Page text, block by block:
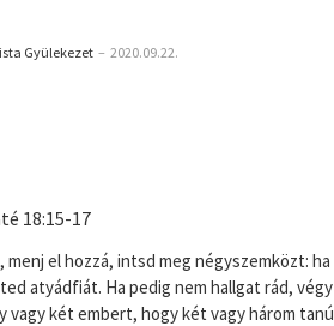
Gyülekezet – 2020.09.22.
18:15-17
el hozzá, intsd meg négyszemközt: ha
atyádfiát. Ha pedig nem hallgat rád, végy
vagy két embert, hogy két vagy három tanú